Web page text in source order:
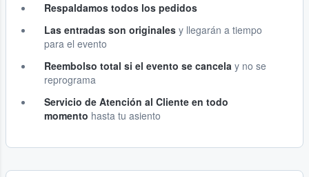
Respaldamos todos los pedidos
Las entradas son originales y llegarán a tiempo
para el evento
Reembolso total si el evento se cancela y no se
reprograma
Servicio de Atención al Cliente en todo
momento hasta tu asiento